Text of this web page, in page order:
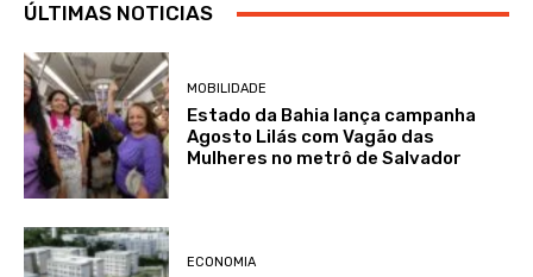
ÚLTIMAS NOTICIAS
MOBILIDADE
Estado da Bahia lança campanha
Agosto Lilás com Vagão das
Mulheres no metrô de Salvador
ECONOMIA